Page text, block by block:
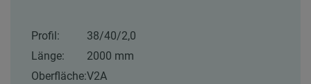
Profil:
38/40/2,0
Länge:
2000 mm
Oberfläche:V2A